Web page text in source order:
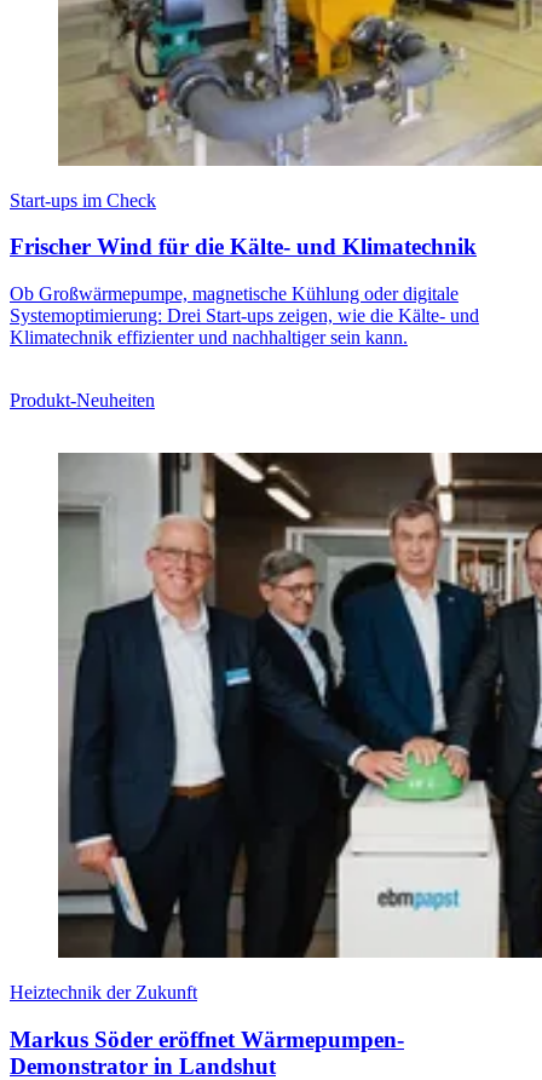
Start-ups im Check
Frischer Wind für die Kälte- und Klimatechnik
Ob Großwärmepumpe, magnetische Kühlung oder digitale
Systemoptimierung: Drei Start-ups zeigen, wie die Kälte- und
Klimatechnik effizienter und nachhaltiger sein kann.
Produkt-Neuheiten
Heiztechnik der Zukunft
Markus Söder eröffnet Wärmepumpen-
Demonstrator in Landshut